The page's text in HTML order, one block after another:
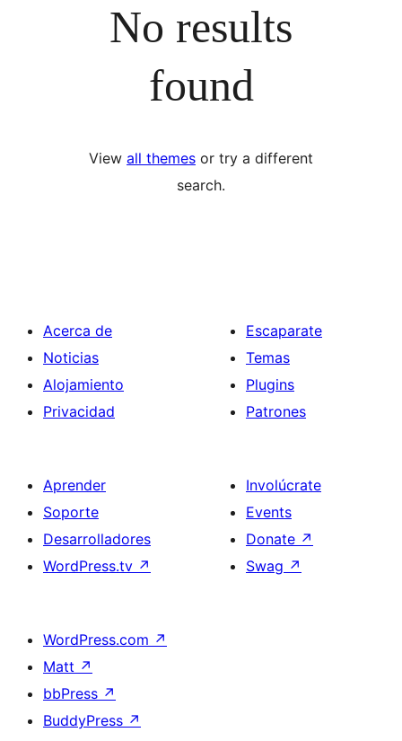
No results
found
View all themes or try a different
search.
Acerca de
Noticias
Alojamiento
Privacidad
Escaparate
Temas
Plugins
Patrones
Aprender
Soporte
Desarrolladores
WordPress.tv ↗
Involúcrate
Events
Donate ↗
Swag ↗
WordPress.com ↗
Matt ↗
bbPress ↗
BuddyPress ↗